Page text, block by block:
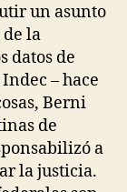
un asunto
de la
datos de
– hace
Berni
de
a
la justicia.